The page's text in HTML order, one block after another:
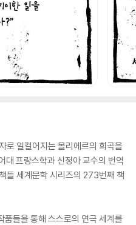
로 일컬어지는 몰리에르의 희곡을
대 프랑스학과 신정아 교수의 번역
들 세계문학 시리즈의 273번째 책
품들을 통해 스스로의 연극 세계를